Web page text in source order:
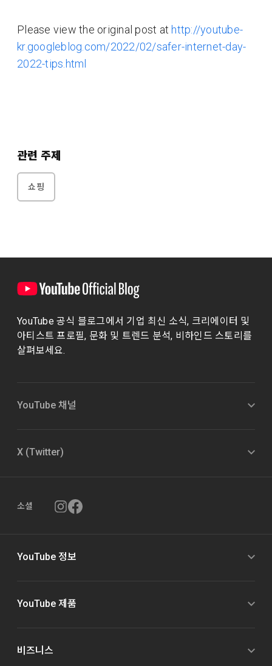
Please view the original post athttp://youtube-
kr.googleblog.com/2022/02/safer-internet-day-
2022-tips.html
관련 주제
쇼핑
YouTube 공식 블로그에서 기업 최신 소식, 크리에이터 및
아티스트 프로필, 문화 및 트렌드 분석, 비하인드 스토리를
살펴보세요.
YouTube 채널
X (Twitter)
소셜
YouTube 정보
YouTube 제품
비즈니스